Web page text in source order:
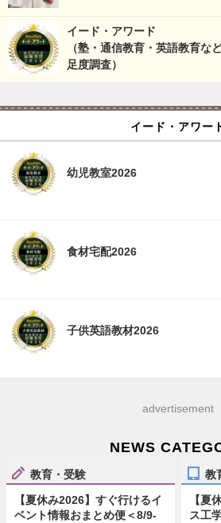
イード・アワード
（塾・通信教育・英語教育な
足度調査）
イード・アワー
幼児教室2026
食材宅配2026
子供英語教材2026
advertisement
NEWS
教育・受験
【夏休み2026】すぐ行けるイ
ベント情報おまとめ便＜8/9-
教
【夏
ス工